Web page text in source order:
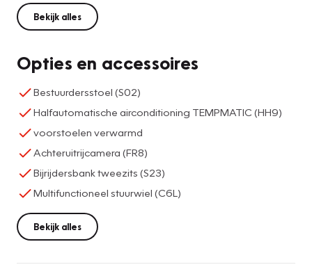
Bekijk alles
Opties en accessoires
Bestuurdersstoel (S02)
Halfautomatische airconditioning TEMPMATIC (HH9)
voorstoelen verwarmd
Achteruitrijcamera (FR8)
Bijrijdersbank tweezits (S23)
Multifunctioneel stuurwiel (C6L)
Bekijk alles